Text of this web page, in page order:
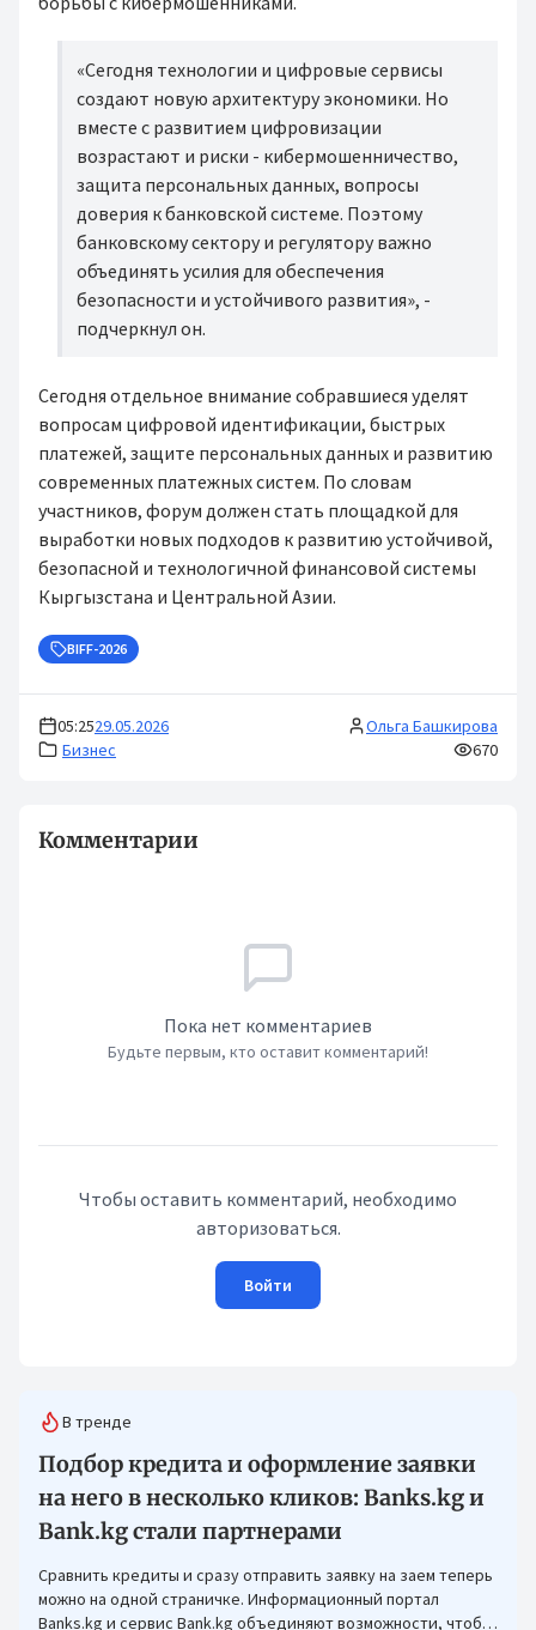
«Сегодня технологии и цифровые сервисы
создают новую архитектуру экономики. Но
вместе с развитием цифровизации
возрастают и риски - кибермошенничество,
защита персональных данных, вопросы
доверия к банковской системе. Поэтому
банковскому сектору и регулятору важно
объединять усилия для обеспечения
безопасности и устойчивого развития», -
подчеркнул он.
Сегодня отдельное внимание собравшиеся уделят
вопросам цифровой идентификации, быстрых
платежей, защите персональных данных и развитию
современных платежных систем. По словам
участников, форум должен стать площадкой для
выработки новых подходов к развитию устойчивой,
безопасной и технологичной финансовой системы
Кыргызстана и Центральной Азии.
BIFF-2026
05:2529.05.2026
Бизнес
Ольга Башкирова
670
Комментарии
Пока нет комментариев
Будьте первым, кто оставит комментарий!
Чтобы оставить комментарий, необходимо
авторизоваться.
Войти
В тренде
Подбор кредита и оформление заявки
на него в несколько кликов: Banks.kg и
Bank.kg стали партнерами
Сравнить кредиты и сразу отправить заявку на заем теперь
можно на одной страничке. Информационный портал
Banks.kg и сервис Bank.kg объединяют возможности, чтобы